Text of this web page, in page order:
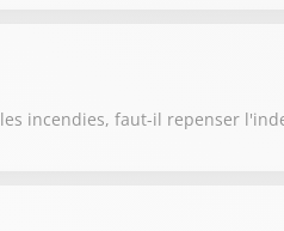
incendies, faut-il repenser